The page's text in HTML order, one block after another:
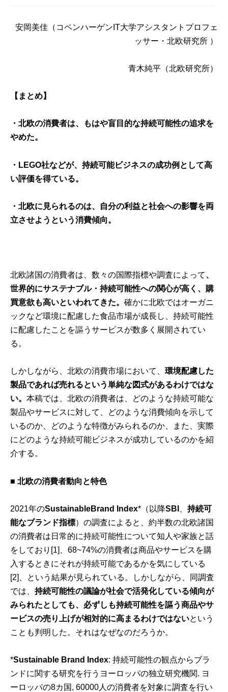
安岡美佳（コペンハーゲンIT大学アシスタントプロフェ
ッサー・北欧研究所 ）
青木純平（北欧研究所）
【まとめ】
・北欧の消費者は、もはや盲目的な持続可能性の追求を
やめた。
・LEGO社などが、持続可能ビジネスの成功例として高
い評価を得ている。
・北欧に見られるのは、自分の利益と社会への影響を両
立させようという消費傾向。
北欧諸国の消費者は、数々の国際指標や調査によって、
世界的にサステナブル・持続可能性への関心が高く、購
買意欲も高いといわれてきた。確かに北欧ではオーガニ
ックなど環境に配慮した食品市場が成長し、持続可能性
に配慮したことを謳うサービスが数多く展開されてい
る。
しかしながら、北欧の消費市場において、環境配慮した
製品であれば売れるという単純な図式があるわけではな
い。本稿では、北欧の消費者は、どのような持続可能な
製品やサービスに対して、どのような消費傾向を示して
いるのか、どのような特徴がみられるのか、また、実際
にどのような持続可能ビジネスが成功しているのかを紹
介する。
■ 北欧の消費者動向と特色
2021年のSustainableBrand Index*（以降SBI 、持続可
能なブランド指標）の調査によると、約半数の北欧諸国
の消費者は日常的に持続可能性について知人や家族と話
をしており [1]
、68~74%の消費者は商品やサービスを購
入するときにそれが持続可能であるかを気にしている
[2]
、という結果が見られている。しかしながら、同調査
では、持続可能性の議論が社会で活発化している傾向が
みられたとしても、必ずしも持続可能性を謳う商品やサ
ービスの売り上げが相対的に高まるわけではないという
ことも判明した。それはなぜなのだろうか。
*Sustainable Brand Index: 持続可能性の観点からブラ
ンドに関する研究を行うヨーロッパの独立研究機関. ヨ
ーロッパの8カ国, 60000人の消費者を対象に調査を行い